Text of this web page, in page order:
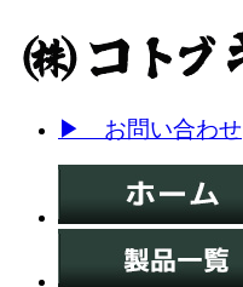
▶ お問い合わせ